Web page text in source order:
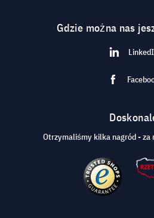
Gdzie można nas
Otrzymaliśmy kilka nagród - za